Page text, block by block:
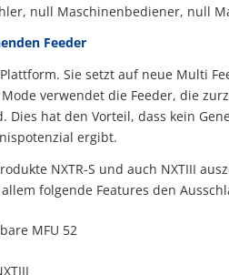
null Maschinenbediener, null
Feeder
Sie setzt auf neue Multi
verwendet die Feeder, die
Dies hat den Vorteil, dass kein
ergibt.
NXTR-S und auch NXTIII
folgende Features den
MFU 52